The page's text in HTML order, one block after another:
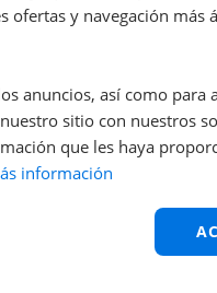
y navegación más
anuncios, así como para
sitio con nuestros
que les haya
información